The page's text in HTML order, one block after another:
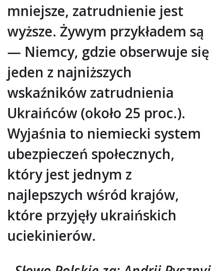
mniejsze, zatrudnienie jest
wyższe. Żywym przykładem są
— Niemcy, gdzie obserwuje się
jeden z najniższych
wskaźników zatrudnienia
Ukraińców (około 25 proc.).
Wyjaśnia to niemiecki system
ubezpieczeń społecznych,
który jest jednym z
najlepszych wśród krajów,
które przyjęły ukraińskich
uciekinierów.